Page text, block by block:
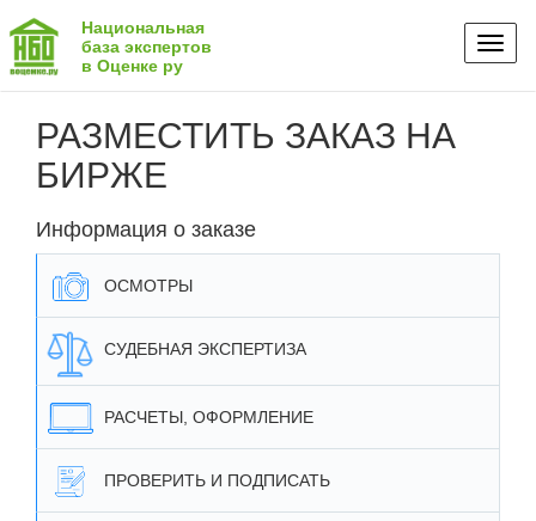
Национальная
база экспертов
в Оценке ру
РАЗМЕСТИТЬ ЗАКАЗ НА
БИРЖЕ
Информация о заказе
ОСМОТРЫ
СУДЕБНАЯ ЭКСПЕРТИЗА
РАСЧЕТЫ, ОФОРМЛЕНИЕ
ПРОВЕРИТЬ И ПОДПИСАТЬ